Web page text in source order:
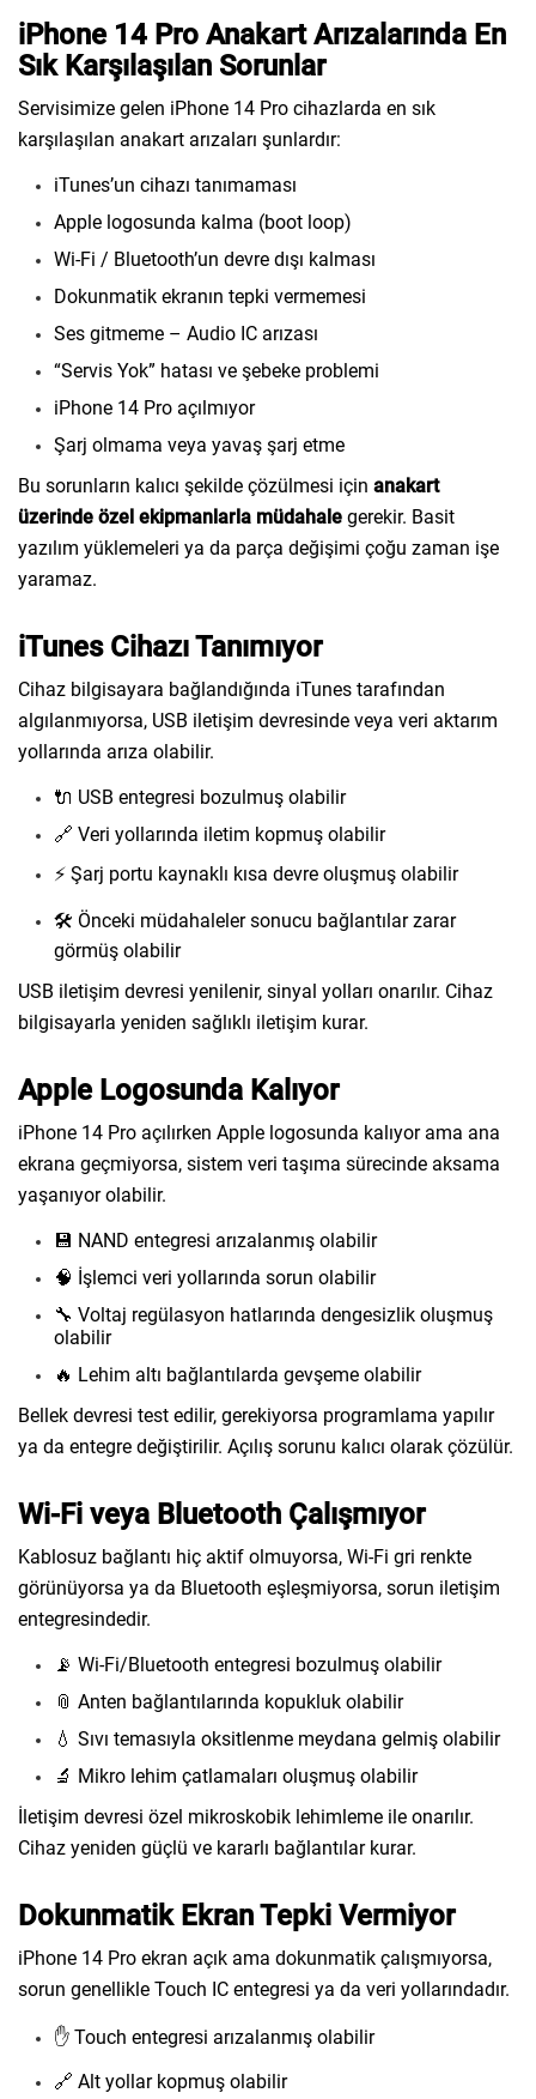
iPhone 14 Pro Anakart Arızalarında En
Sık Karşılaşılan Sorunlar
Servisimize gelen iPhone 14 Pro cihazlarda en sık
karşılaşılan anakart arızaları şunlardır:
iTunes’un cihazı tanımaması
Apple logosunda kalma (boot loop)
Wi-Fi / Bluetooth’un devre dışı kalması
Dokunmatik ekranın tepki vermemesi
Ses gitmeme – Audio IC arızası
“Servis Yok” hatası ve şebeke problemi
iPhone 14 Pro açılmıyor
Şarj olmama veya yavaş şarj etme
Bu sorunların kalıcı şekilde çözülmesi için anakart
üzerinde özel ekipmanlarla müdahale gerekir. Basit
yazılım yüklemeleri ya da parça değişimi çoğu zaman işe
yaramaz.
iTunes Cihazı Tanımıyor
Cihaz bilgisayara bağlandığında iTunes tarafından
algılanmıyorsa, USB iletişim devresinde veya veri aktarım
yollarında arıza olabilir.
🔌 USB entegresi bozulmuş olabilir
🔗 Veri yollarında iletim kopmuş olabilir
⚡ Şarj portu kaynaklı kısa devre oluşmuş olabilir
🛠️ Önceki müdahaleler sonucu bağlantılar zarar
görmüş olabilir
USB iletişim devresi yenilenir, sinyal yolları onarılır. Cihaz
bilgisayarla yeniden sağlıklı iletişim kurar.
Apple Logosunda Kalıyor
iPhone 14 Pro açılırken Apple logosunda kalıyor ama ana
ekrana geçmiyorsa, sistem veri taşıma sürecinde aksama
yaşanıyor olabilir.
💾 NAND entegresi arızalanmış olabilir
🧠 İşlemci veri yollarında sorun olabilir
🔧 Voltaj regülasyon hatlarında dengesizlik oluşmuş
olabilir
🔥 Lehim altı bağlantılarda gevşeme olabilir
Bellek devresi test edilir, gerekiyorsa programlama yapılır
ya da entegre değiştirilir. Açılış sorunu kalıcı olarak çözülür.
Wi-Fi veya Bluetooth Çalışmıyor
Kablosuz bağlantı hiç aktif olmuyorsa, Wi-Fi gri renkte
görünüyorsa ya da Bluetooth eşleşmiyorsa, sorun iletişim
entegresindedir.
📡 Wi-Fi/Bluetooth entegresi bozulmuş olabilir
📎 Anten bağlantılarında kopukluk olabilir
💧 Sıvı temasıyla oksitlenme meydana gelmiş olabilir
🔬 Mikro lehim çatlamaları oluşmuş olabilir
İletişim devresi özel mikroskobik lehimleme ile onarılır.
Cihaz yeniden güçlü ve kararlı bağlantılar kurar.
Dokunmatik Ekran Tepki Vermiyor
iPhone 14 Pro ekran açık ama dokunmatik çalışmıyorsa,
sorun genellikle Touch IC entegresi ya da veri yollarındadır.
✋ Touch entegresi arızalanmış olabilir
🔗 Alt yollar kopmuş olabilir